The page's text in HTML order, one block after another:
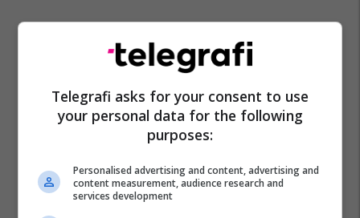
Telegrafi asks for your consent to use
your personal data for the following
purposes:
Personalised advertising and content, advertising and
content measurement, audience research and
services development